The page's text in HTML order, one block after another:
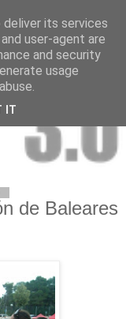
de Baleares
its services
user-agent are
and security
usage
IT